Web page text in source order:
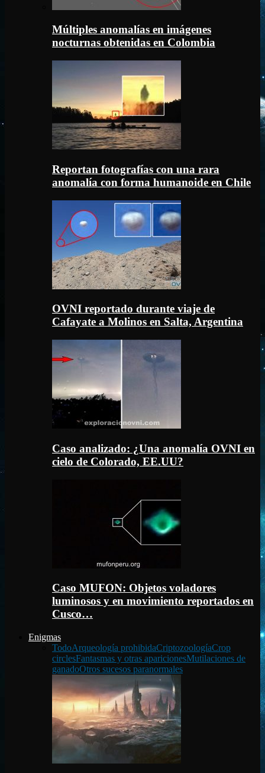
Múltiples anomalías en imágenes
nocturnas obtenidas en Colombia
Reportan fotografías con una rara
anomalía con forma humanoide en Chile
OVNI reportado durante viaje de
Cafayate a Molinos en Salta, Argentina
Caso analizado: ¿Una anomalía OVNI en
cielo de Colorado, EE.UU?
Caso MUFON: Objetos voladores
luminosos y en movimiento reportados en
Cusco…
Enigmas
TodoArqueología prohibidaCriptozoologíaCrop
circlesFantasmas y otras aparicionesMutilaciones de
ganadoOtros sucesos paranormales